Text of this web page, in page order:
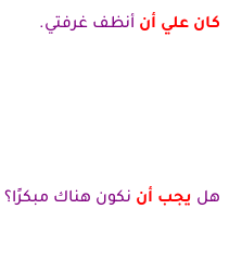
كان علي أن أنظف غرفتي.
هل يجب أن نكون هناك مبكرًا؟